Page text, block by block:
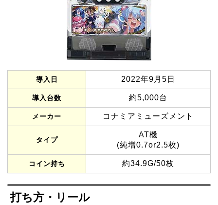
導入日 2022年9月5日
導入台数 約5,000台
メーカー コナミアミューズメント
タイプ
AT機
(純増0.7or2.5枚)
コイン持ち 約34.9G/50枚
打ち方・リール